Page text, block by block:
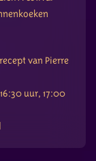
van Pierre
uur, 17:00